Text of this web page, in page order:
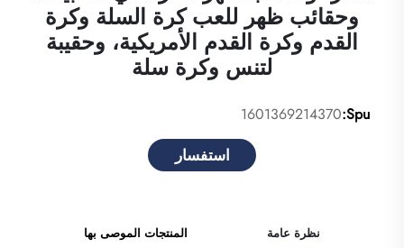
وحقائب ظهر للعب كرة السلة وكرة
القدم وكرة القدم الأمريكية، وحقيبة
لتنس وكرة سلة
Spu:
1601369214370
استفسار
نظرة عامة المنتجات الموصى بها